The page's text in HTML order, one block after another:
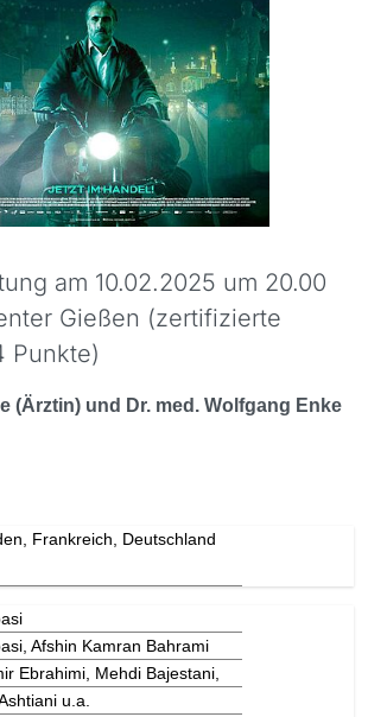
am 10.02.2025 um 20.00
Gießen (zertifizierte
Punkte)
(Ärztin) und Dr. med. Wolfgang Enke
Frankreich, Deutschland
Afshin Kamran Bahrami
Ebrahimi, Mehdi Bajestani,
u.a.